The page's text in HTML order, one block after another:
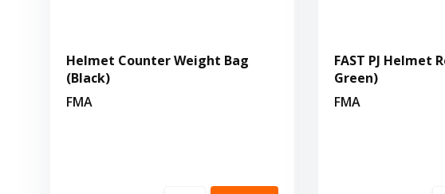
Helmet Counter Weight Bag
(Black)
FMA
FAST PJ Helmet
Green)
FMA